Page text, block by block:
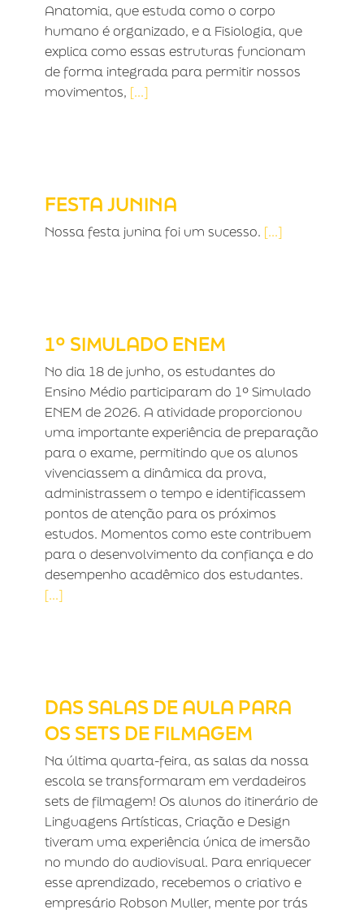
Anatomia, que estuda como o corpo
humano é organizado, e a Fisiologia, que
explica como essas estruturas funcionam
de forma integrada para permitir nossos
movimentos, [...]
FESTA JUNINA
Nossa festa junina foi um sucesso. [...]
1º SIMULADO ENEM
No dia 18 de junho, os estudantes do
Ensino Médio participaram do 1º Simulado
ENEM de 2026. A atividade proporcionou
uma importante experiência de preparação
para o exame, permitindo que os alunos
vivenciassem a dinâmica da prova,
administrassem o tempo e identificassem
pontos de atenção para os próximos
estudos. Momentos como este contribuem
para o desenvolvimento da confiança e do
desempenho acadêmico dos estudantes.
[...]
DAS SALAS DE AULA PARA
OS SETS DE FILMAGEM
Na última quarta-feira, as salas da nossa
escola se transformaram em verdadeiros
sets de filmagem! Os alunos do itinerário de
Linguagens Artísticas, Criação e Design
tiveram uma experiência única de imersão
no mundo do audiovisual. Para enriquecer
esse aprendizado, recebemos o criativo e
empresário Robson Muller, mente por trás